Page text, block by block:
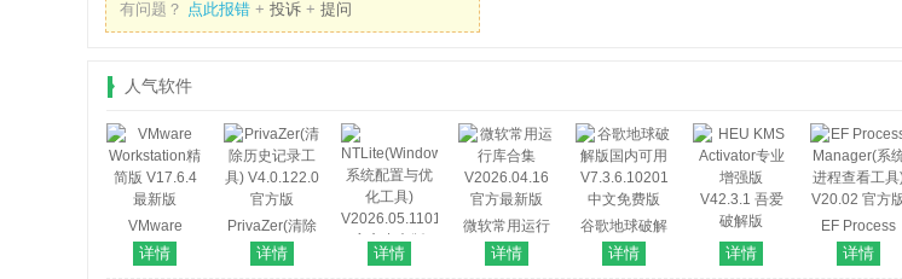
有问题？ 点此报错 + 投诉 + 提问
人气软件
VMware
Workstation精
简版 V17.6.4
详情
PrivaZer(清除
历史记录工具)
V4.0.122.0 官
详情
NTLite(Windows
详情
微软常用运行
库合集
V2026.04.16
详情
谷歌地球破解
版国内可用
V7.3.6.10201
详情
HEU KMS
Activator专业
详情
EF Process
Manager(系统
进程查看工具)
详情